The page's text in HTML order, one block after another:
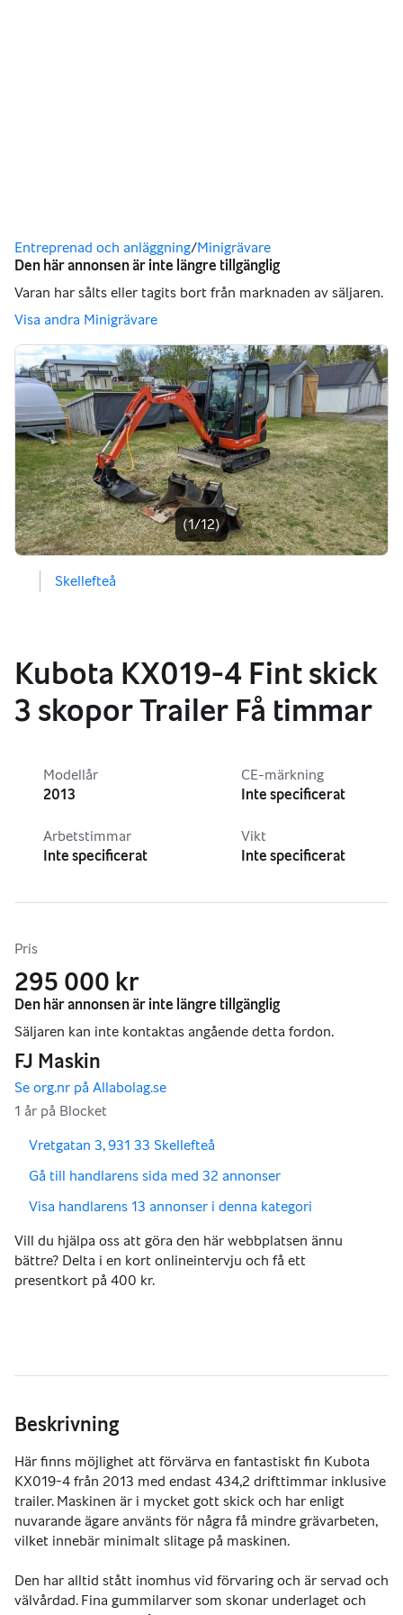
Du är här
Entreprenad och anläggning/Minigrävare
Bildgalleri
(1/12)
Skellefteå
Kubota KX019-4 Fint skick
3 skopor Trailer Få timmar
Modellår
2013
CE-märkning
Inte specificerat
Arbetstimmar
Inte specificerat
Vikt
Inte specificerat
Pris
295 000 kr
,
Vretgatan 3, 931 33 Skellefteå
Gå till handlarens sida med 32 annonser
Visa handlarens 13 annonser i denna kategori
Vill du hjälpa oss att göra den här webbplatsen ännu
bättre? Delta i en kort onlineintervju och få ett
presentkort på 400 kr.
Beskrivning
Här finns möjlighet att förvärva en fantastiskt fin Kubota
KX019-4 från 2013 med endast 434,2 drifttimmar inklusive
trailer. Maskinen är i mycket gott skick och har enligt
nuvarande ägare använts för några få mindre grävarbeten,
vilket innebär minimalt slitage på maskinen.
Den har alltid stått inomhus vid förvaring och är servad och
välvårdad. Fina gummilarver som skonar underlaget och